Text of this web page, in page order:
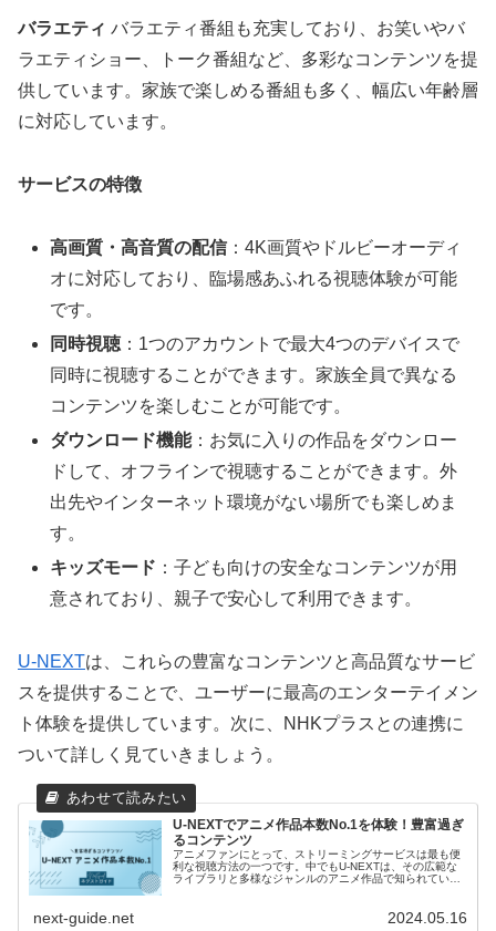
バラエティ バラエティ番組も充実しており、お笑いやバ
ラエティショー、トーク番組など、多彩なコンテンツを提
供しています。家族で楽しめる番組も多く、幅広い年齢層
に対応しています。
サービスの特徴
高画質・高音質の配信：4K画質やドルビーオーディ
オに対応しており、臨場感あふれる視聴体験が可能
です。
同時視聴：1つのアカウントで最大4つのデバイスで
同時に視聴することができます。家族全員で異なる
コンテンツを楽しむことが可能です。
ダウンロード機能：お気に入りの作品をダウンロー
ドして、オフラインで視聴することができます。外
出先やインターネット環境がない場所でも楽しめま
す。
キッズモード ：子ども向けの安全なコンテンツが用
意されており、親子で安心して利用できます。
U-NEXTは、これらの豊富なコンテンツと高品質なサービ
スを提供することで、ユーザーに最高のエンターテイメン
ト体験を提供しています。次に、NHKプラスとの連携に
ついて詳しく見ていきましょう。
U-NEXTでアニメ作品本数No.1を体験！豊富過ぎ
るコンテンツ
アニメファンにとって、ストリーミングサービスは最も便
利な視聴方法の一つです。中でもU-NEXTは、その広範な
ライブラリと多様なジャンルのアニメ作品で知られていま
フォームで何を期待できるかを詳しく解説します。
next-guide.net 2024.05.16